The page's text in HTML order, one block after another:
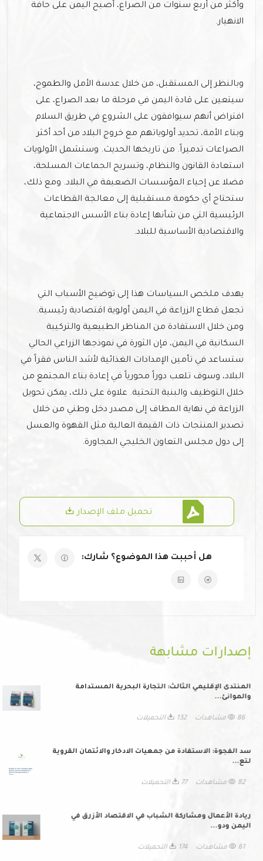
وأكثر من أربع سنوات من الصراع، أصبح اليمن على حافة
الانهيار.
وبالنظر إلى المستقبل، من خلال عدسة الأمل والطموح،
سيتعين على قادة اليمن في مرحلة ما بعد الصراع، على
افتراض أنهم سيوافقون على الشروع في طريق السلام
وبناء الأمة، تحديد أولوياتهم مع خروج البلاد من أحد أكثر
الصراعات تدميراً. من تاريخها الحديث. وستشمل الأولويات
استعادة القانون والنظام، وتسريح الجماعات المسلحة،
فضلا عن إحياء المؤسسات الضعيفة في البلاد. ومع ذلك،
ستحتاج أي حكومة مستقبلية إلى معالجة القطاعات
الرئيسية التي من شأنها إعادة بناء الأسس الاجتماعية
والاقتصادية الأساسية للبلاد.
يهدف ملخص السياسات هذا إلى توضيح الأسباب التي
تجعل قطاع الزراعة في اليمن أولوية اقتصادية رئيسية.
ومن خلال الاستفادة من المناظر الطبيعية والتركيبة
السكانية في اليمن، فإن الثورة في نموذجها الزراعي الحالي
ستساعد في تأمين الإمدادات الغذائية لأشد الناس فقراً في
البلاد، وسوف تلعب دوراً محورياً في إعادة بناء المجتمع من
خلال التوظيف والبنية التحتية. علاوة على ذلك، يمكن تحويل
الزراعة في نهاية المطاف إلى مصدر دخل وطني من خلال
تصدير المنتجات ذات القيمة العالية مثل القهوة والعسل
إلى دول مجلس التعاون الخليجي المجاورة.
تحميل ملف الإصدار
هل أحببت هذا الموضوع؟ شارك:
إصدارات مشابهة
المنتدى الإقليمي الثالث: التجارة البحرية المستدامة
والموانئ...
86 مشاهدات 132 التحميلات
سد الفجوة: الاستفادة من جمعيات الادخار والائتمان القروية
لتع...
82 مشاهدات 77 التحميلات
ريادة الأعمال ومشاركة الشباب في الاقتصاد الأزرق في
اليمن ودو...
61 مشاهدات 174 التحميلات